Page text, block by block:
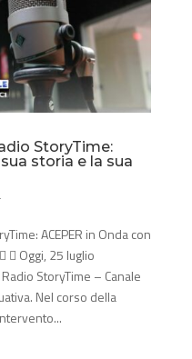
StoryTime:
storia e la sua
ACEPER in Onda con
 Oggi, 25 luglio
StoryTime – Canale
Nel corso della